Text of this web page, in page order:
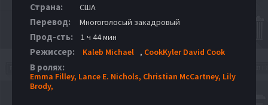
Страна: США
Перевод: Многоголосый закадровый
Прод-сть: 1 ч 44 мин
Режиссер: Kaleb Michael , CookKyler David Cook
В ролях:
Emma Filley, Lance E. Nichols, Christian McCartney, Lily
Brody,